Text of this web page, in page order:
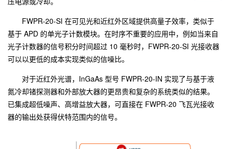
FWPR-20-SI 在可见光和近红外区域提供高量子效率，类似于
基于 APD 的单光子计数模块。在时序不重要的应用中，例如当来自
光子计数器的信号积分时间超过 10 毫秒时，FWPR-20-SI 光接收器
可以以更低的成本实现类似的信噪比。
对于近红外光谱，InGaAs 型号 FWPR-20-IN 实现了与基于液
氮冷却锗探测器和外部放大器的更昂贵和复杂的系统类似的结果。
已集成超低噪声、高增益放大器，可直接在 FWPR-20 飞瓦光接收
器的输出处获得伏特范围内的信号。